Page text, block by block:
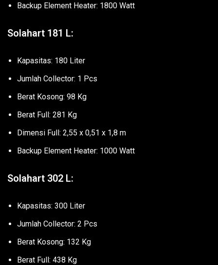
Backup Element Heater: 1800 Watt
Solahart 181 L:
Kapasitas: 180 Liter
Jumlah Collector: 1 Pcs
Berat Kosong: 98 Kg
Berat Full: 281 Kg
Dimensi Full: 2,55 x 0,51 x 1,8 m
Backup Element Heater: 1000 Watt
Solahart 302 L:
Kapasitas: 300 Liter
Jumlah Collector: 2 Pcs
Berat Kosong: 132 Kg
Berat Full: 438 Kg